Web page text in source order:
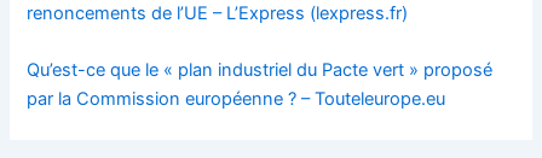
renoncements de l’UE – L’Express (lexpress.fr)
Qu’est-ce que le « plan industriel du Pacte vert » proposé
par la Commission européenne ? – Touteleurope.eu